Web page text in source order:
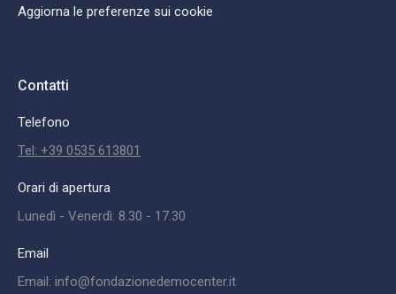
Aggiorna le preferenze sui cookie
Contatti
Telefono
Tel: +39 0535 613801
Orari di apertura
Lunedì - Venerdì: 8.30 - 17.30
Email
Email: info@fondazionedemocenter.it